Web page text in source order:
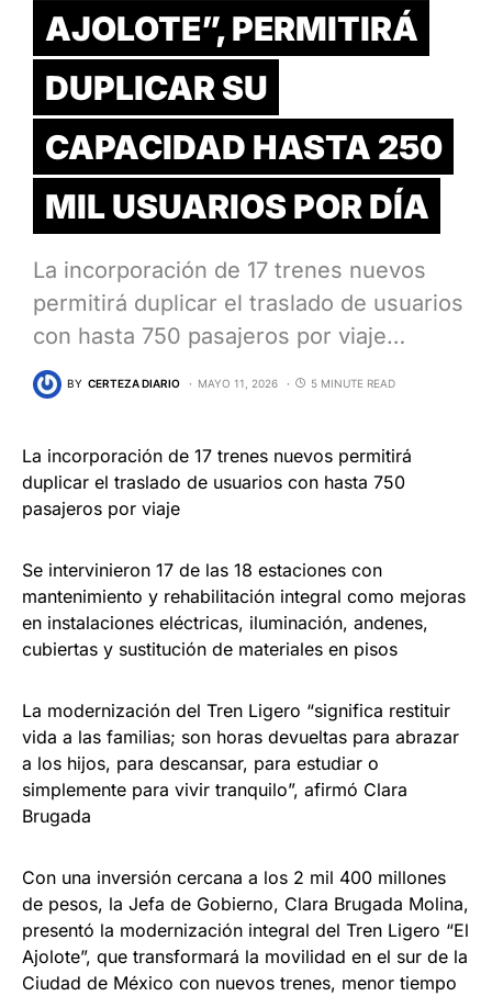
AJOLOTE”, PERMITIRÁ
DUPLICAR SU
CAPACIDAD HASTA 250
MIL USUARIOS POR DÍA
La incorporación de 17 trenes nuevos
permitirá duplicar el traslado de usuarios
con hasta 750 pasajeros por viaje…
BY CERTEZA DIARIO MAYO 11, 2026 5 MINUTE READ
La incorporación de 17 trenes nuevos permitirá
duplicar el traslado de usuarios con hasta 750
pasajeros por viaje
Se intervinieron 17 de las 18 estaciones con
mantenimiento y rehabilitación integral como mejoras
en instalaciones eléctricas, iluminación, andenes,
cubiertas y sustitución de materiales en pisos
La modernización del Tren Ligero “significa restituir
vida a las familias; son horas devueltas para abrazar
a los hijos, para descansar, para estudiar o
simplemente para vivir tranquilo”, afirmó Clara
Brugada
Con una inversión cercana a los 2 mil 400 millones
de pesos, la Jefa de Gobierno, Clara Brugada Molina,
presentó la modernización integral del Tren Ligero “El
Ajolote”, que transformará la movilidad en el sur de la
Ciudad de México con nuevos trenes, menor tiempo